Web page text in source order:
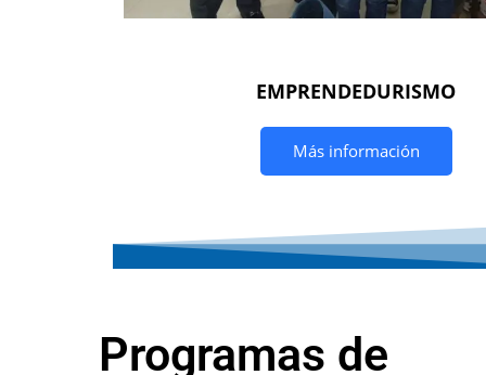
EMPRENDEDURISMO
Más información
Programas de